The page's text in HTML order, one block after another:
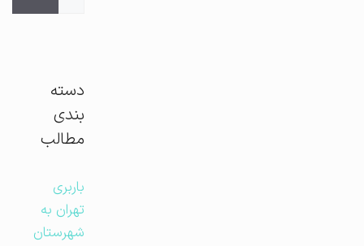
دسته
بندی
مطالب
باربری
تهران به
شهرستان